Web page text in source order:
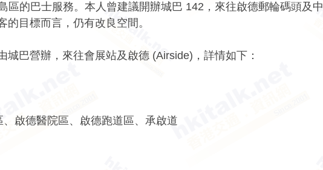
區的巴士服務。本人曾建議開辦城巴 142，來往啟德郵輪碼頭及中
目標而言，仍有改良空間。
巴營辦，來往會展站及啟德 (Airside)，詳情如下：
啟德醫院區、啟德跑道區、承啟道